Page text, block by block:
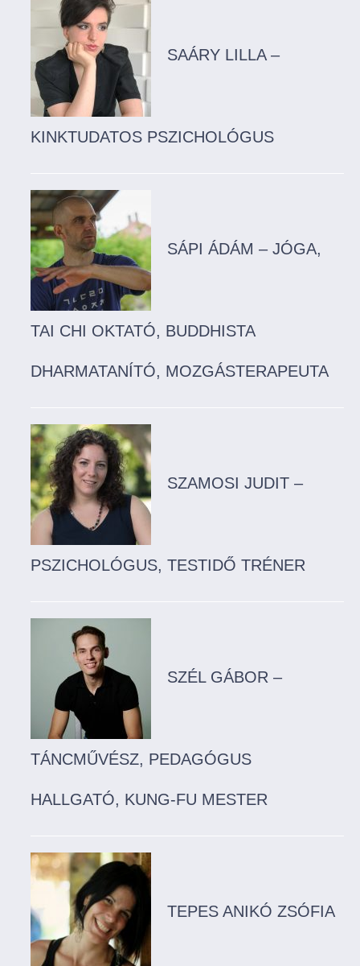
SAÁRY LILLA –
KINKTUDATOS PSZICHOLÓGUS
SÁPI ÁDÁM – JÓGA,
TAI CHI OKTATÓ, BUDDHISTA
DHARMATANÍTÓ, MOZGÁSTERAPEUTA
SZAMOSI JUDIT –
PSZICHOLÓGUS, TESTIDŐ TRÉNER
SZÉL GÁBOR –
TÁNCMŰVÉSZ, PEDAGÓGUS
HALLGATÓ, KUNG-FU MESTER
TEPES ANIKÓ ZSÓFIA